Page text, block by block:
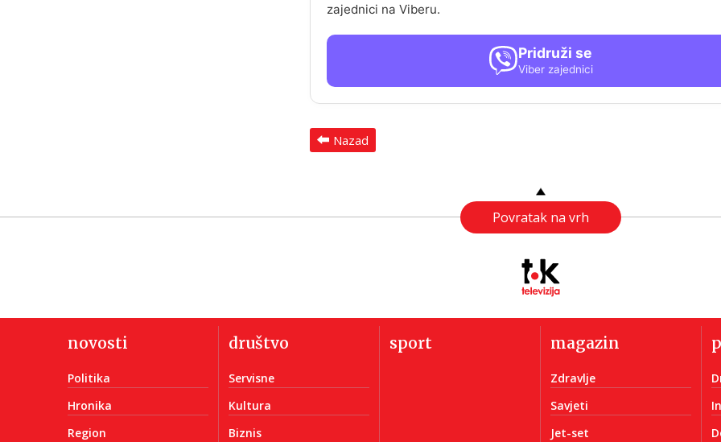
zajednici na Viberu.
Pridruži se
Viber zajednici
Nazad
Povratak na vrh
novosti
Politika
Hronika
Region
društvo
Servisne
Kultura
Biznis
sport magazin
Zdravlje
Savjeti
Jet-set